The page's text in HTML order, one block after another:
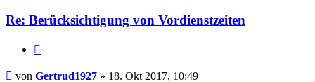
Re: Berücksichtigung von Vordienstzeiten
Beitrag
von Gertrud1927 » 18. Okt 2017, 10:49